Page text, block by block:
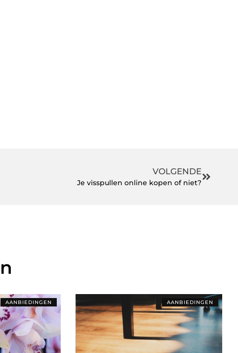
VOLGENDE
Je visspullen online kopen of niet?
AANBIEDINGEN AANBIEDINGEN